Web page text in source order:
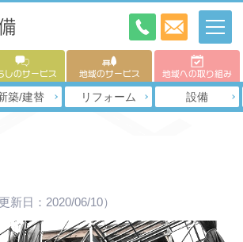
しのサービス 地域のサービス 地域への取り組み
築/建替 リフォーム 設備
新日：2020/06/10）